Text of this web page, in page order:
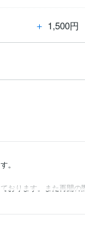
＋ 1,500円
。
ります。また再開の